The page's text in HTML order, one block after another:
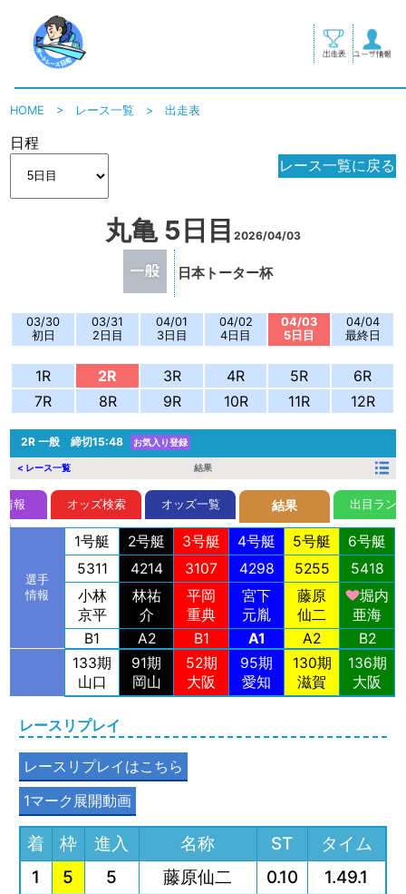
HOME > レース一覧 >出走表
日程
レース一覧に戻る
丸亀 5日目 2026/04/03
日本トーター杯
03/30
初日
03/31
2日目
04/01
3日目
04/02
4日目
04/03
5日目
04/04
最終日
1R 2R 3R 4R 5R
6R
7R
8R 9R 10R 11R 12R
2R一般 締切15:48 お気入り登録
< レース一覧 結果
報 オッズ検索 オッズ一覧 結果 出目ラン
選手
情報
1号艇 2号艇 3号艇 4号艇 5号艇
6号艇
5311
4214 3107 4298 5255
5418
小林
京平
林祐
介
平岡
重典
宮下
元胤
藤原
仙二
堀内
亜海
B1
A2 B1 A1 A2
B2
133期
山口
91期
岡山
52期
大阪
95期
愛知
130期
滋賀
136期
大阪
レースリプレイ
レースリプレイはこちら
1マーク展開動画
着 枠 進入 名称 ST
タイム
1
5 5 藤原仙二 0.10
1.49.1